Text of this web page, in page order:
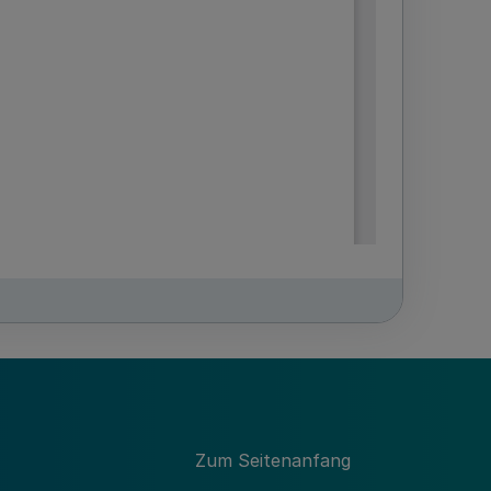
Zum Seitenanfang